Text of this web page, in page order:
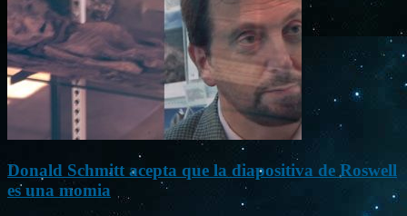
Donald Schmitt acepta que la diapositiva de Roswell
es una momia